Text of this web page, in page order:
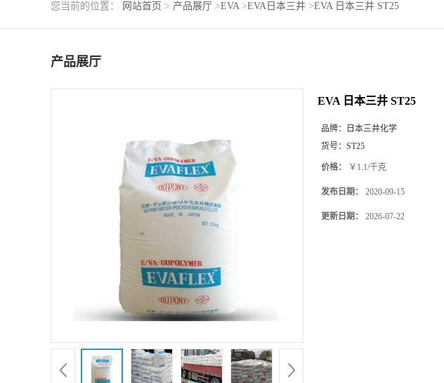
您当前的位置： 网站首页 > 产品展厅 >EVA>EVA日本三井 >EVA 日本三井 ST25
产品展厅
EVA 日本三井 ST25
品牌：
日本三井化学
货号： ST25
价格： ￥1.1/千克
发布日期： 2020-09-15
更新日期： 2026-07-22